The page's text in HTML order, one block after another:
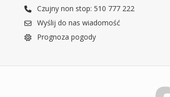
Czujny non stop: 510 777 222
Wyślij do nas wiadomość
Prognoza pogody